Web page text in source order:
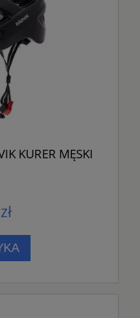
KURER MĘSKI